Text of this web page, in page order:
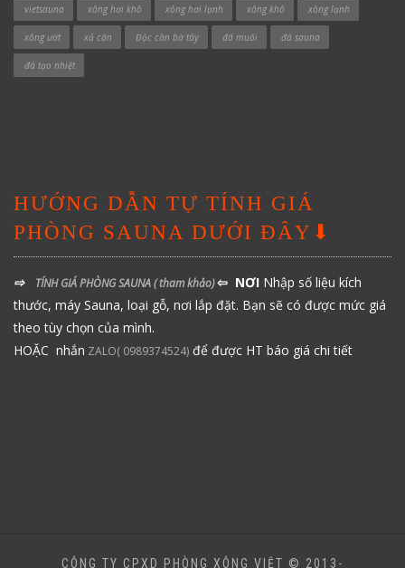
vietsauna xông hơi khô xông hơi lạnh xông khô xông lạnh
xông ướt xả cặn Độc cần bờ tây đá muối đá sauna
đá tạo nhiệt
HƯỚNG DẪN TỰ TÍNH GIÁ
PHÒNG SAUNA DƯỚI ĐÂY⬇
⇨ TÍNH GIÁ PHÒNG SAUNA( tham khảo)⇦ NƠI Nhập số liệu kích
thước, máy Sauna, loại gỗ, nơi lắp đặt. Bạn sẽ có được mức giá
theo tùy chọn của mình.
HOẶC nhắn ZALO( 0989374524) để được HT báo giá chi tiết
CÔNG TY CPXD PHÒNG XÔNG VIỆT © 2013-